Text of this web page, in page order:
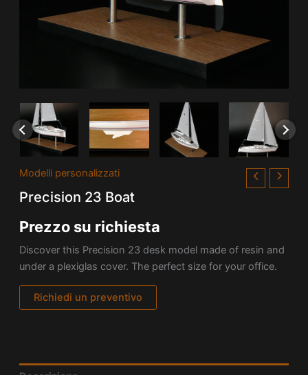
Modelli personalizzati
Precision 23 Boat
Prezzo su richiesta
Discover this Precision 23 desk model made of resin and
under a plexiglas cover. The perfect size for your office.
Richiedi un preventivo